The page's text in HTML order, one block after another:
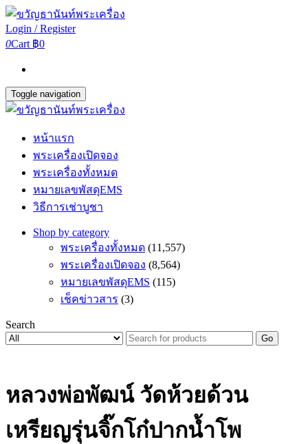
Login / Register
0Cart ฿0
Toggle navigation
หน้าแรก
พระเครื่องเปิดจอง
พระเครื่องทั้งหมด
หมายเลขพัสดุEMS
วิธีการเช่าบูชา
Shop by category
พระเครื่องทั้งหมด (11,557)
พระเครื่องเปิดจอง (8,564)
หมายเลขพัสดุEMS (115)
เช็คข่าวสาร (3)
Search
Go
หลวงพ่อพัฒน์ วัดห้วยด้วน
เหรียญรุ่นจิ๊กโก๋ปากน้ำโพ